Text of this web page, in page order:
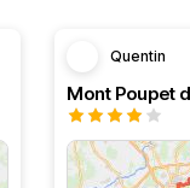
Quentin
Mont Poupet